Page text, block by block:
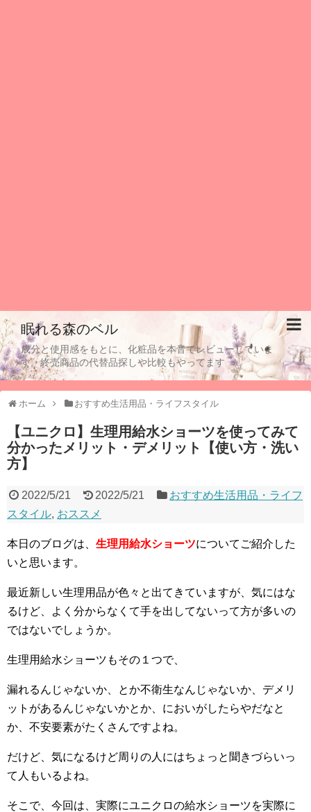
眠れる森のベル
成分と使用感をもとに、化粧品を本音でレビューしていま
す。終売商品の代替品探しや比較もやってます
ホーム おすすめ生活用品・ライフスタイル
【ユニクロ】生理用給水ショーツを使ってみて
分かったメリット・デメリット【使い方・洗い
方】
2022/5/21 2022/5/21
おすすめ生活用品・ライフ
スタイル, おススメ
本日のブログは、 生理用給水ショーツについてご紹介した
いと思います。
最近新しい生理用品が色々と出てきていますが、気にはな
るけど、よく分からなくて手を出してないって方が多いの
ではないでしょうか。
生理用給水ショーツもその１つで、
漏れるんじゃないか、とか不衛生なんじゃないか、デメリ
ットがあるんじゃないかとか、においがしたらやだなと
か、不安要素がたくさんですよね。
だけど、気になるけど周りの人にはちょっと聞きづらいっ
て人もいるよね。
そこで、今回は、実際にユニクロの給水ショーツを実際に